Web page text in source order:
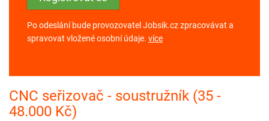
Po odeslání bude provozovatel Jobsik.cz zpracovávat a
spravovat vložené osobní údaje. více
CNC seřizovač - soustružník (35 -
48.000 Kč)